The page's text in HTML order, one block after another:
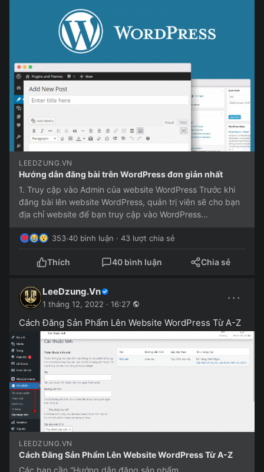
LEEDZUNG.VN
Hướng dẫn đăng bài trên WordPress đơn giản nhất
1. Truy cập vào Admin của website WordPress Trước khi
đăng bài lên website WordPress, quản trị viên sẽ cho bạn
địa chỉ website để bạn truy cập vào WordPress...
353·40 bình luận · 43 lượt chia sẻ
Thích 40 bình luận Chia sẻ
LeeDzung.Vn
1 tháng 12, 2022 · 16:27 ···
Cách Đăng Sản Phẩm Lên Website WordPress Từ A-Z
LEEDZUNG.VN
Cách Đăng Sản Phẩm Lên Website WordPress Từ A-Z